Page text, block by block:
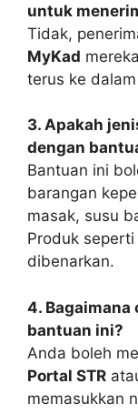
untuk
Tidak,
MyKad
terus ke
3. Apakah
dengan
Bantuan ini
barangan
masak, susu
Produk
dibenarkan.
4. Bagaimana
bantuan ini?
Anda boleh
Portal STR
memasukkan